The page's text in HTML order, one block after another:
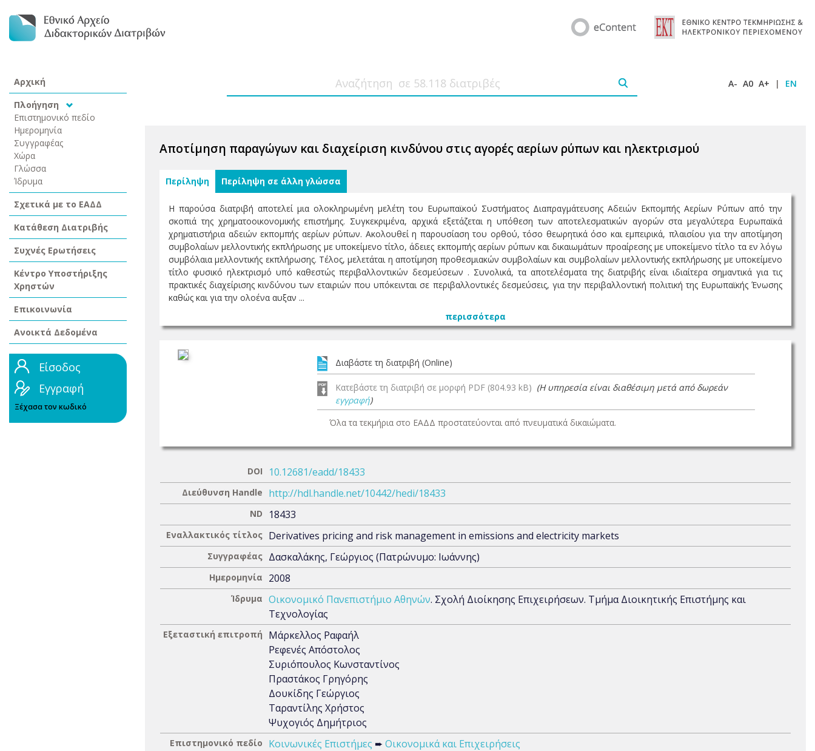
Αρχική
Πλοήγηση
Επιστημονικό πεδίο
Ημερομηνία
Συγγραφέας
Χώρα
Γλώσσα
Ίδρυμα
Σχετικά με το ΕΑΔΔ
Κατάθεση Διατριβής
Συχνές Ερωτήσεις
Κέντρο Υποστήριξης
Χρηστών
Επικοινωνία
Ανοικτά Δεδομένα
Είσοδος
Εγγραφή
Ξέχασα τον κωδικό
A- A0 A+ | EN
Αποτίμηση παραγώγων και διαχείριση κινδύνου στις αγορές αερίων ρύπων και ηλεκτρισμού
Περίληψη Περίληψη σε άλλη γλώσσα
Η παρούσα διατριβή αποτελεί μια ολοκληρωμένη μελέτη του Ευρωπαϊκού Συστήματος Διαπραγμάτευσης Αδειών Εκπομπής Αερίων Ρύπων από την
σκοπιά της χρηματοοικονομικής επιστήμης. Συγκεκριμένα, αρχικά εξετάζεται η υπόθεση των αποτελεσματικών αγορών στα μεγαλύτερα Ευρωπαϊκά
χρηματιστήρια αδειών εκπομπής αερίων ρύπων. Ακολουθεί η παρουσίαση του ορθού, τόσο θεωρητικά όσο και εμπειρικά, πλαισίου για την αποτίμηση
συμβολαίων μελλοντικής εκπλήρωσης με υποκείμενο τίτλο, άδειες εκπομπής αερίων ρύπων και δικαιωμάτων προαίρεσης με υποκείμενο τίτλο τα εν λόγω
συμβόλαια μελλοντικής εκπλήρωσης. Τέλος, μελετάται η αποτίμηση προθεσμιακών συμβολαίων και συμβολαίων μελλοντικής εκπλήρωσης με υποκείμενο
τίτλο φυσικό ηλεκτρισμό υπό καθεστώς περιβαλλοντικών δεσμεύσεων . Συνολικά, τα αποτελέσματα της διατριβής είναι ιδιαίτερα σημαντικά για τις
πρακτικές διαχείρισης κινδύνου των εταιριών που υπόκεινται σε περιβαλλοντικές δεσμεύσεις, για την περιβαλλοντική πολιτική της Ευρωπαϊκής Ένωσης
καθώς και για την ολοένα αυξαν ...
περισσότερα
Διαβάστε τη διατριβή (Online)
Κατεβάστε τη διατριβή σε μορφή PDF (804.93 kB) (Η υπηρεσία είναι διαθέσιμη μετά από δωρεάν
εγγραφή)
Όλα τα τεκμήρια στο ΕΑΔΔ προστατεύονται από πνευματικά δικαιώματα.
DOI 10.12681/eadd/18433
Διεύθυνση Handle http://hdl.handle.net/10442/hedi/18433
ND 18433
Εναλλακτικός τίτλος Derivatives pricing and risk management in emissions and electricity markets
Συγγραφέας Δασκαλάκης, Γεώργιος (Πατρώνυμο: Ιωάννης)
Ημερομηνία 2008
Ίδρυμα Οικονομικό Πανεπιστήμιο Αθηνών. Σχολή Διοίκησης Επιχειρήσεων. Τμήμα Διοικητικής Επιστήμης και
Τεχνολογίας
Εξεταστική επιτροπή
Μάρκελλος Ραφαήλ
Ρεφενές Απόστολος
Συριόπουλος Κωνσταντίνος
Πραστάκος Γρηγόρης
Δουκίδης Γεώργιος
Ταραντίλης Χρήστος
Ψυχογιός Δημήτριος
Επιστημονικό πεδίο Κοινωνικές Επιστήμες ➨ Οικονομικά και Επιχειρήσεις